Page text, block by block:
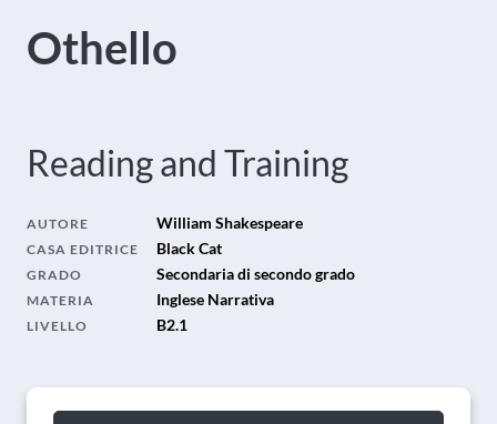
Othello
Reading and Training
AUTORE William Shakespeare
CASA EDITRICE Black Cat
GRADO Secondaria di secondo grado
MATERIA Inglese Narrativa
LIVELLO B2.1